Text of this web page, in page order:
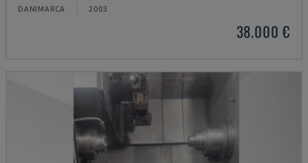
DANIMARCA 2003
38.000 €